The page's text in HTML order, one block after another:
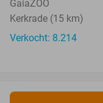
GaiaZOO
Kerkrade (15 km)
Verkocht: 8.214